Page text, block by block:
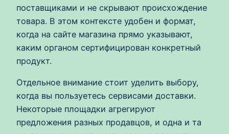
поставщиками и не скрывают происхождение
товара. В этом контексте удобен и формат,
когда на сайте магазина прямо указывают,
каким органом сертифицирован конкретный
продукт.
Отдельное внимание стоит уделить выбору,
когда вы пользуетесь сервисами доставки.
Некоторые площадки агрегируют
предложения разных продавцов, и одна и та